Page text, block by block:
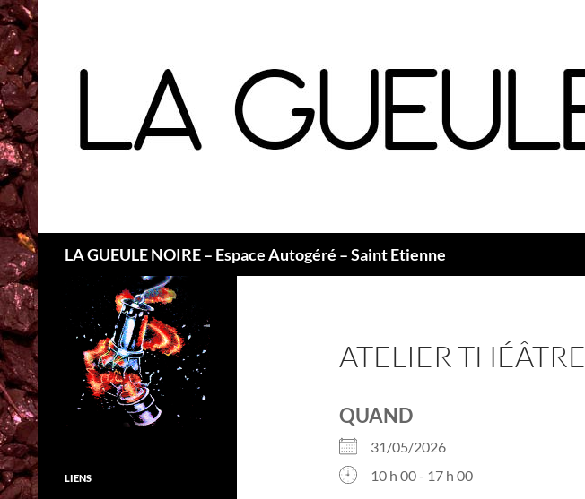
LA GUEULE NOIRE – Espace Autogéré – Saint Etienne
ATELIER THÉÂTRE
QUAND
31/05/2026
10 h 00 - 17 h 00
LIENS